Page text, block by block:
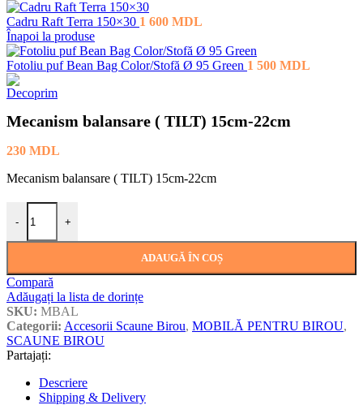
Cadru Raft Terra 150×30 1 600 MDL
Înapoi la produse
Fotoliu puf Bean Bag Color/Stofă Ø 95 Green 1 500 MDL
Mecanism balansare ( TILT) 15cm-22cm
230 MDL
Mecanism balansare ( TILT) 15cm-22cm
-
Cantitate Mecanism balansare ( TILT) 15cm-22cm
+
ADAUGĂ ÎN COȘ
Compară
Adăugați la lista de dorințe
SKU: MBAL
Categorii: Accesorii Scaune Birou, MOBILĂ PENTRU BIROU,
SCAUNE BIROU
Partajați:
Descriere
Shipping & Delivery